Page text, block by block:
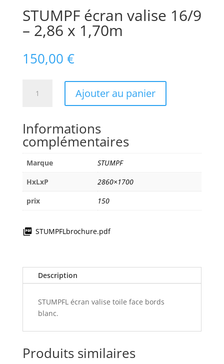
STUMPF écran valise 16/9
– 2,86 x 1,70m
150,00 €
valise
16/9
-
2,86
Ajouter au panier
Informations
complémentaires
Marque
STUMPF
HxLxP
2860×1700
prix
150
STUMPFLbrochure.pdf
Description
STUMPFL écran valise toile face bords
blanc.
Produits similaires